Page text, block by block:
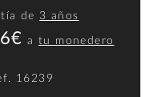
de 3 años
atu monedero
16239